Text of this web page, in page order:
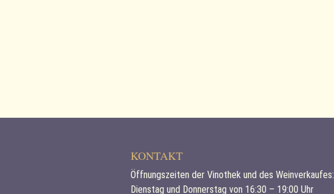
KONTAKT
Öffnungszeiten der Vinothek und des Weinverkaufes:
Dienstag und Donnerstag von 16:30 – 19:00 Uhr